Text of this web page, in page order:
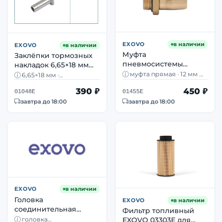
EXOVO в наличии
Заклёпки тормозных
накладок 6,65×18 мм
EXOVO 01048E для
6,65×18 мм ·
тормозных накладок
01048E 390 ₽
завтра до 18:00
EXOVO в наличии
Муфта
пневмосистемы
прямая EXOVO 01455E
12/М22×1,5 латунная —
DAF MAN Scania
муфта прямая · 12 мм →
М22×1,5 · латунь · DAF,
MAN, Scania
01455E 450 ₽
завтра до 18:00
EXOVO в наличии
Головка
соединительная
красная EXOVO 01244E
головка
EXOVO в наличии
Фильтр топливный
EXOVO 03303E для